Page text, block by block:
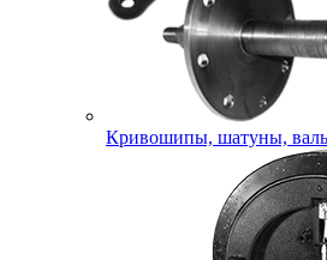
Кривошипы, шатуны,